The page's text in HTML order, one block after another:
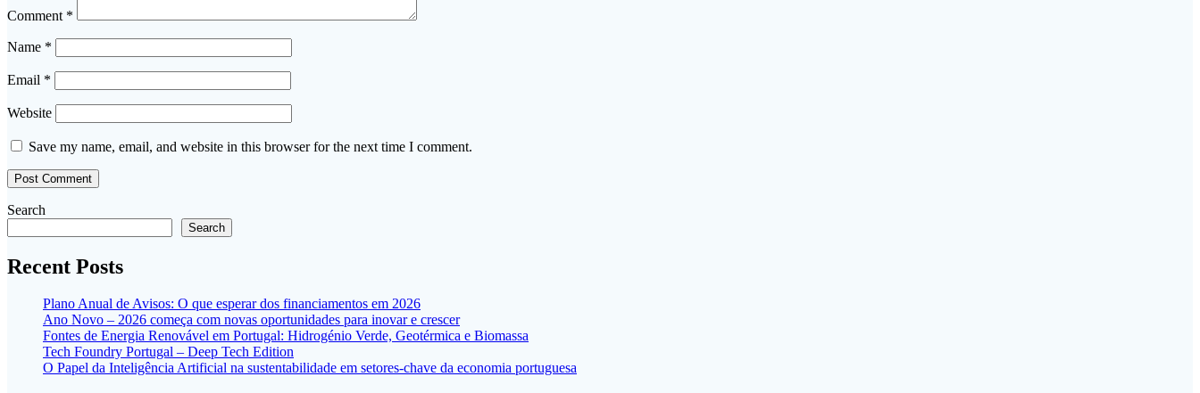
Comment *
Name *
Email *
Website
Save my name, email, and website in this browser for the next time I comment.
Search
Search
Recent Posts
Plano Anual de Avisos: O que esperar dos financiamentos em 2026
Ano Novo – 2026 começa com novas oportunidades para inovar e crescer
Fontes de Energia Renovável em Portugal: Hidrogénio Verde, Geotérmica e Biomassa
Tech Foundry Portugal – Deep Tech Edition
O Papel da Inteligência Artificial na sustentabilidade em setores-chave da economia portuguesa